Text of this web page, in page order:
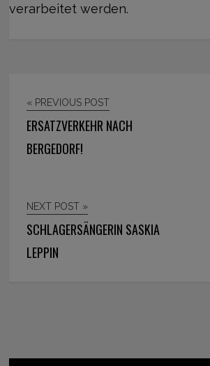
verarbeitet werden.
« PREVIOUS POST
ERSATZVERKEHR NACH
BERGEDORF!
NEXT POST »
SCHLAGERSÄNGERIN SASKIA
LEPPIN